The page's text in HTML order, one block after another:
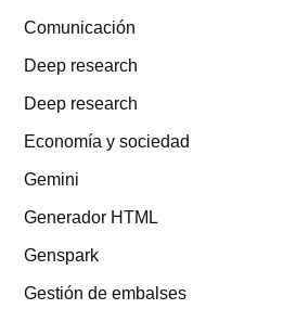
Comunicación
Deep research
Deep research
Economía y sociedad
Gemini
Generador HTML
Genspark
Gestión de embalses